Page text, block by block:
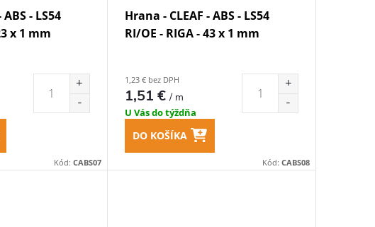
- LS54
x 1 mm
Kód: CABS07
Hrana - CLEAF - ABS - LS54
RI/OE - RIGA - 43 x 1 mm
1,23 € bez DPH
1,51 €/ m
U Vás do týždňa
DO KOŠÍKA
Kód: CABS08